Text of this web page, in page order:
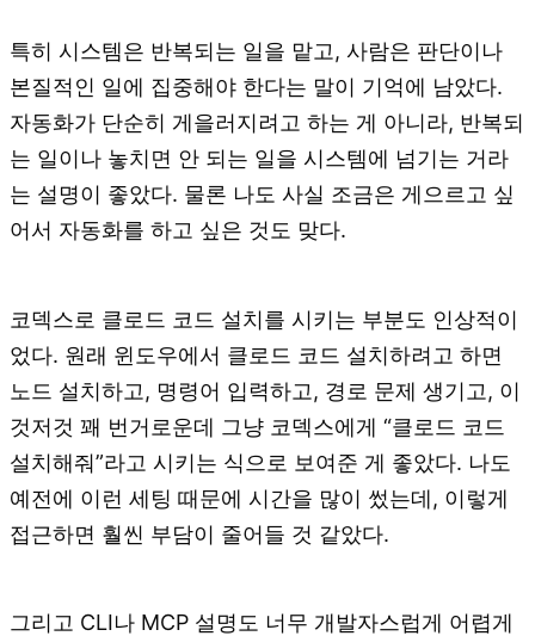
특히 시스템은 반복되는 일을 맡고, 사람은 판단이나
본질적인 일에 집중해야 한다는 말이 기억에 남았다.
자동화가 단순히 게을러지려고 하는 게 아니라, 반복되
는 일이나 놓치면 안 되는 일을 시스템에 넘기는 거라
는 설명이 좋았다. 물론 나도 사실 조금은 게으르고 싶
어서 자동화를 하고 싶은 것도 맞다.
코덱스로 클로드 코드 설치를 시키는 부분도 인상적이
었다. 원래 윈도우에서 클로드 코드 설치하려고 하면
노드 설치하고, 명령어 입력하고, 경로 문제 생기고, 이
것저것 꽤 번거로운데 그냥 코덱스에게 “클로드 코드
설치해줘”라고 시키는 식으로 보여준 게 좋았다. 나도
예전에 이런 세팅 때문에 시간을 많이 썼는데, 이렇게
접근하면 훨씬 부담이 줄어들 것 같았다.
그리고 CLI나 MCP 설명도 너무 개발자스럽게 어렵게